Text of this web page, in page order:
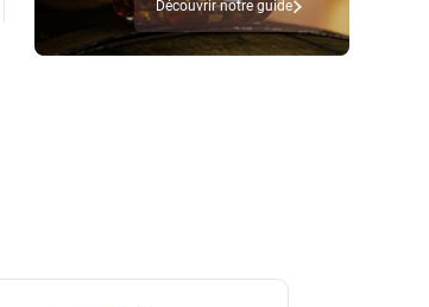
Découvrir notre guide